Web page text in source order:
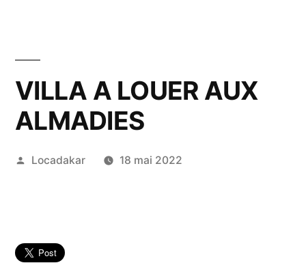
VILLA A LOUER AUX
ALMADIES
Publié
Locadakar 18 mai 2022